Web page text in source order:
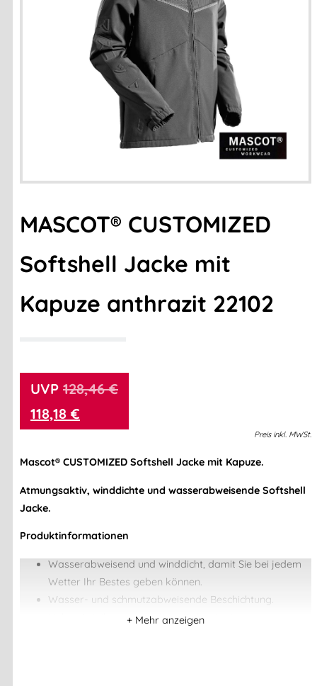
MASCOT® CUSTOMIZED
Softshell Jacke mit
Kapuze anthrazit 22102
128,46€
118,18 €
Preis inkl. MWSt.
Mascot® CUSTOMIZED Softshell Jacke mit Kapuze.
Atmungsaktiv, winddichte und wasserabweisende Softshell
Jacke.
Produktinformationen
Wasserabweisend und winddicht, damit Sie bei jedem
Wetter Ihr Bestes geben können.
Wasser- und schmutzabweisende Beschichtung.
Hoher Anteil von recyceltem Polyester im